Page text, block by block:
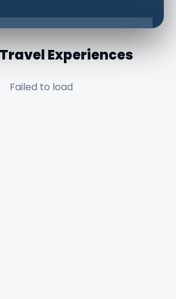
Experiences
Failed to load